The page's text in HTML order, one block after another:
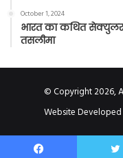
October 1, 2024
भारत का कथित सेक्युलर
तसलीमा
© Copyright 2026,
Website